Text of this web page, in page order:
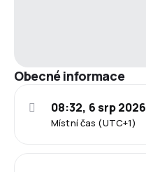
Obecné informace
Místní čas (UTC+1)
08:32, 6 srp 2026